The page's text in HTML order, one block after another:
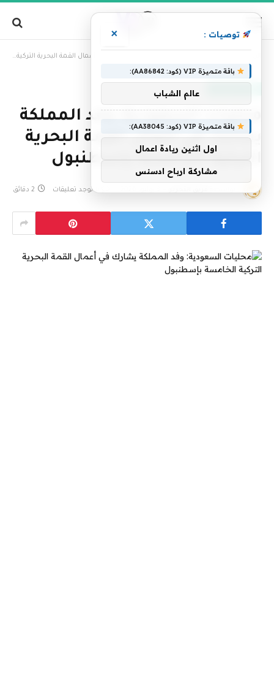
محليات السعودية: وفد المملكة يشارك في أعمال القمة البحرية التركية الخامسة بإسطنبول
محليات السعودية: وفد المملكة
يشارك في أعمال القمة البحرية
التركية الخامسة بإسطنبول
لا توجد تعليقات 2 دقائق
توصيات : ×
باقة متميزة VIP (كود: AA86842):
عالم الشباب
باقة متميزة VIP (كود: AA38045):
اول اثنين ريادة اعمال
مشاركة ارباح ادسنس